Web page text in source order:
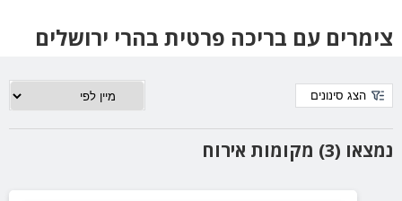
צימרים עם בריכה פרטית בהרי ירושלים
נמצאו (3) מקומות אירוח
הצג סינונים